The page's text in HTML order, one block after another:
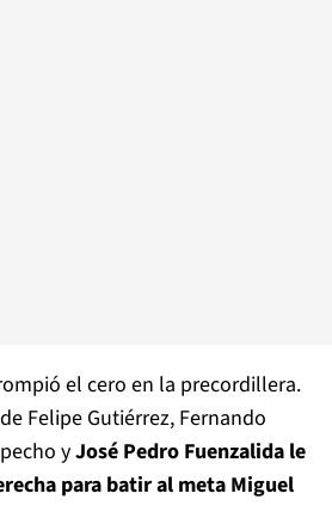
el cero en la precordillera.
Felipe Gutiérrez, Fernando
yJosé Pedro Fuenzalida le
para batir al meta Miguel